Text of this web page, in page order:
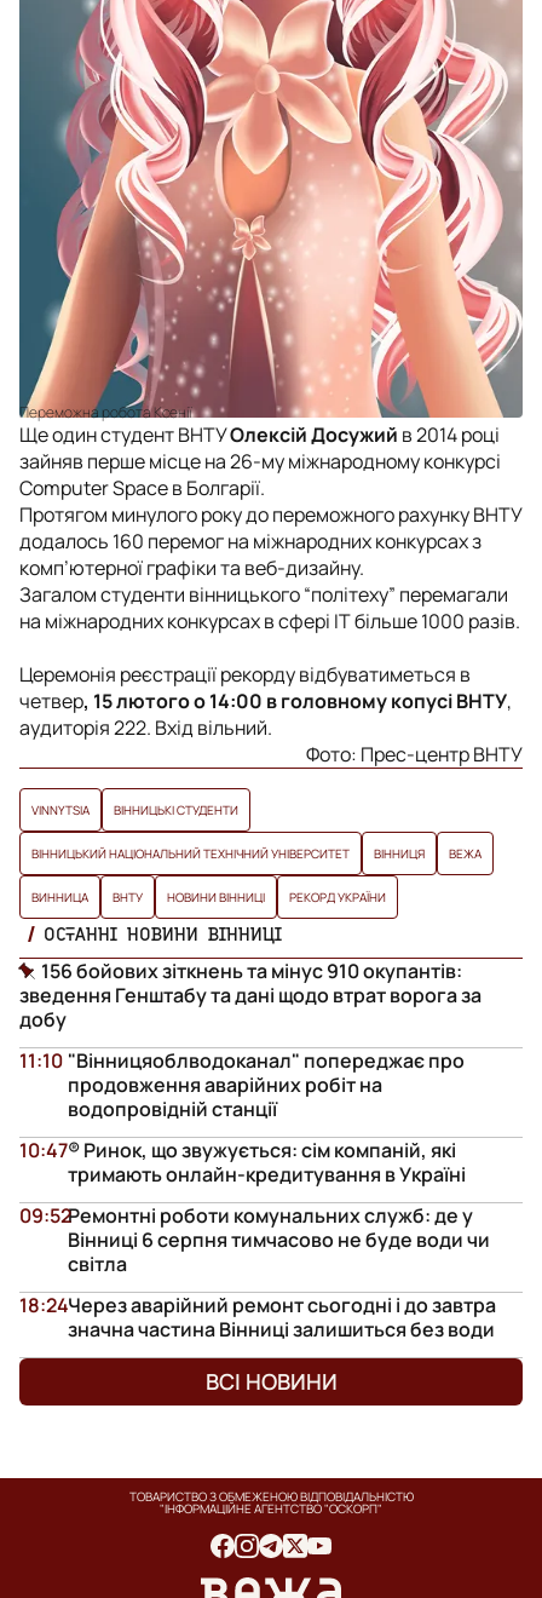
Переможна робота Ксенії
Ще один студент ВНТУОлексій Досужий в 2014 році
зайняв перше місце на 26-му міжнародному конкурсі
Computer Space в Болгарії.
Протягом минулого року до переможного рахунку ВНТУ
додалось 160 перемог на міжнародних конкурсах з
комп’ютерної графіки та веб-дизайну.
Загалом студенти вінницького “політеху” перемагали
на міжнародних конкурсах в сфері ІТ більше 1000 разів.
Церемонія реєстрації рекорду відбуватиметься в
четвер, 15 лютого о 14:00 в головному копусі ВНТУ,
аудиторія 222. Вхід вільний.
Фото: Прес-центр ВНТУ
VINNYTSIA ВІННИЦЬКІ СТУДЕНТИ
ВІННИЦЬКИЙ НАЦІОНАЛЬНИЙ ТЕХНІЧНИЙ УНІВЕРСИТЕТ ВІННИЦЯ ВЕЖА
ВИННИЦА ВНТУ НОВИНИ ВІННИЦІ РЕКОРД УКРАЇНИ
ОСТАННІ НОВИНИ ВІННИЦІ
156 бойових зіткнень та мінус 910 окупантів:
зведення Генштабу та дані щодо втрат ворога за
добу
"Вінницяоблводоканал" попереджає про
продовження аварійних робіт на
водопровідній станції
11:10
® Ринок, що звужується: сім компаній, які
тримають онлайн-кредитування в Україні
10:47
Ремонтні роботи комунальних служб: де у
Вінниці 6 серпня тимчасово не буде води чи
світла
09:52
Через аварійний ремонт сьогодні і до завтра
значна частина Вінниці залишиться без води
18:24
ВСІ НОВИНИ
ТОВАРИСТВО З ОБМЕЖЕНОЮ ВІДПОВІДАЛЬНІСТЮ
"ІНФОРМАЦІЙНЕ АГЕНТСТВО "ОСКОРП"